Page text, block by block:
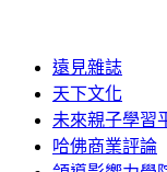
遠見雜誌
天下文化
未來親子學習
哈佛商業評論